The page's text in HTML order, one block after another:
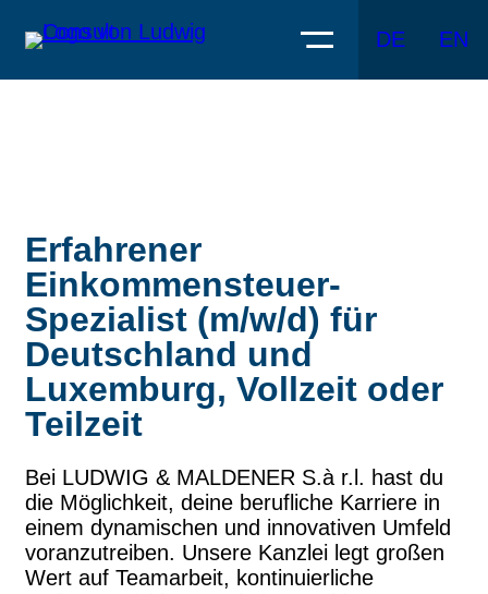
DE EN
Erfahrener
Einkommensteuer-
Spezialist (m/w/d) für
Deutschland und
Luxemburg, Vollzeit oder
Teilzeit
Bei LUDWIG & MALDENER S.à r.l. hast du
die Möglichkeit, deine berufliche Karriere in
einem dynamischen und innovativen Umfeld
voranzutreiben. Unsere Kanzlei legt großen
Wert auf Teamarbeit, kontinuierliche